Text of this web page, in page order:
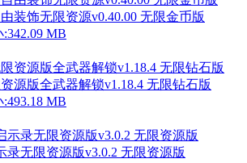
装饰无限资源v0.40.00 无限金币版
:342.09 MB
源版全武器解锁v1.18.4 无限钻石版
:493.18 MB
录无限资源版v3.0.2 无限资源版